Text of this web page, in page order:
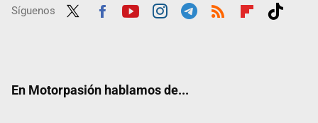
Síguenos
En Motorpasión hablamos de...